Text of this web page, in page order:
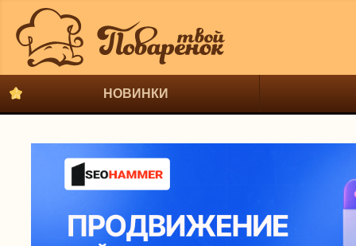
НОВИНКИ